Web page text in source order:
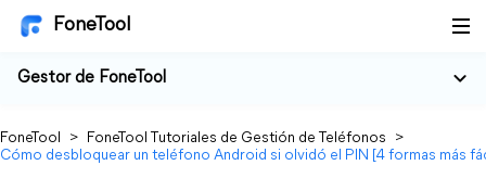
FoneTool
Gestor de FoneTool
FoneTool > FoneTool Tutoriales de Gestión de Teléfonos
>
Cómo desbloquear un teléfono Android si olvidó el PIN [4 formas más